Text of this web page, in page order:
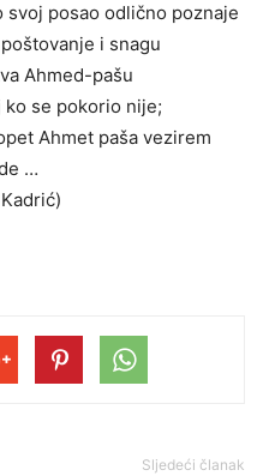
posao odlično poznaje
i snagu
Ahmed-pašu
ko se pokorio nije;
Ahmet paša vezirem
…
Sljedeći članak